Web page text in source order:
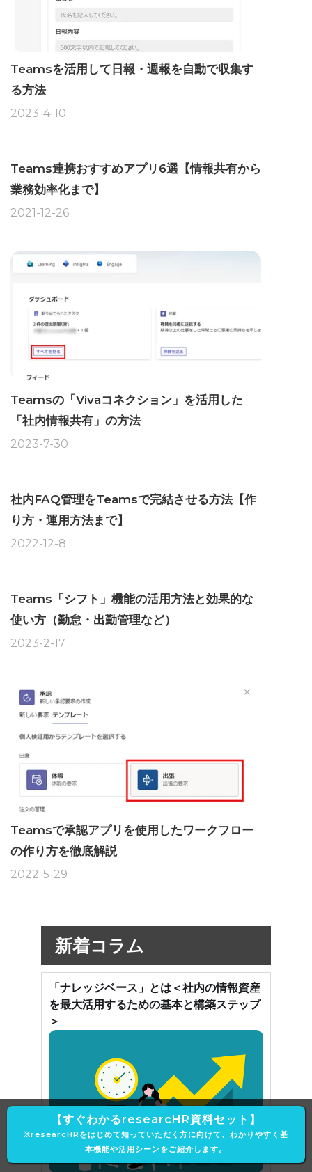
Teamsを活用して日報・週報を自動で収集す
る方法
2023-4-10
Teams連携おすすめアプリ6選【情報共有から
業務効率化まで】
2021-12-26
Teamsの「Vivaコネクション」を活用した
「社内情報共有」の方法
2023-7-30
社内FAQ管理をTeamsで完結させる方法【作
り方・運用方法まで】
2022-12-8
Teams「シフト」機能の活用方法と効果的な
使い方（勤怠・出勤管理など）
2023-2-17
Teamsで承認アプリを使用したワークフロー
の作り方を徹底解説
2022-5-29
新着コラム
「ナレッジベース」とは＜社内の情報資産
を最大活用するための基本と構築ステップ
＞
【すぐわかるresearcHR資料セット】
※researcHRをはじめて知っていただく方に向けて、わかりやすく基
本機能や活用シーンをご紹介します。